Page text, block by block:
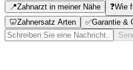
📍Zahnarzt in meiner Nähe ❓Wie
🦷Zahnersatz Arten ✅Garantie &